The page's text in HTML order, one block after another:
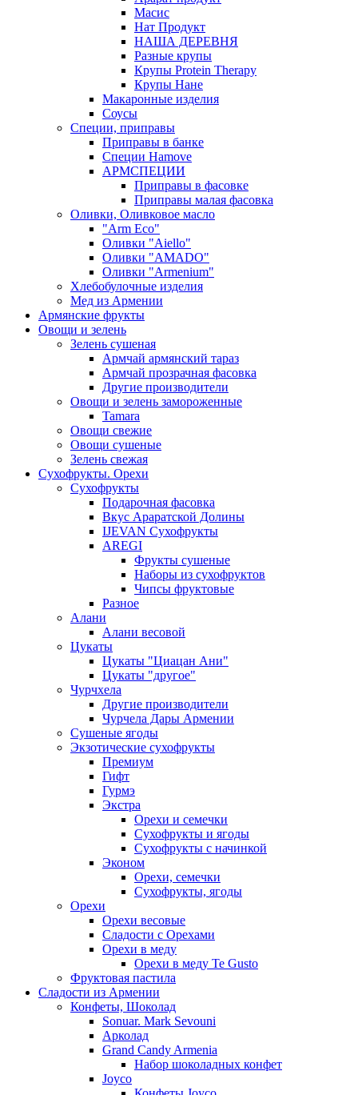
Масис
Нат Продукт
НАША ДЕРЕВНЯ
Разные крупы
Крупы Protein Therapy
Крупы Нане
Макаронные изделия
Соусы
Специи, приправы
Приправы в банке
Специи Hamove
АРМСПЕЦИИ
Приправы в фасовке
Приправы малая фасовка
Оливки, Оливковое масло
"Arm Eco"
Оливки "Aiello"
Оливки "AMADO"
Оливки "Armenium"
Хлебобулочные изделия
Мед из Армении
Армянские фрукты
Овощи и зелень
Зелень сушеная
Армчай армянский тараз
Армчай прозрачная фасовка
Другие производители
Овощи и зелень замороженные
Tamara
Овощи свежие
Овощи сушеные
Зелень свежая
Сухофрукты. Орехи
Сухофрукты
Подарочная фасовка
Вкус Араратской Долины
IJEVAN Сухофрукты
AREGI
Фрукты сушеные
Наборы из сухофруктов
Чипсы фруктовые
Разное
Алани
Алани весовой
Цукаты
Цукаты "Циацан Ани"
Цукаты "другое"
Чурчхела
Другие производители
Чурчела Дары Армении
Сушеные ягоды
Экзотические сухофрукты
Премиум
Гифт
Гурмэ
Экстра
Орехи и семечки
Сухофрукты и ягоды
Сухофрукты с начинкой
Эконом
Орехи, семечки
Сухофрукты, ягоды
Орехи
Орехи весовые
Сладости с Орехами
Орехи в меду
Орехи в меду Te Gusto
Фруктовая пастила
Сладости из Армении
Конфеты, Шоколад
Sonuar. Mark Sevouni
Арколад
Grand Candy Armenia
Набор шоколадных конфет
Joyco